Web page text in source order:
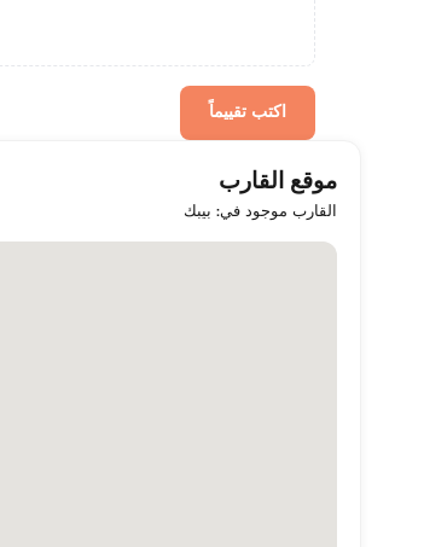
اكتب تقييماً
موقع القارب
القارب موجود في: بيبك